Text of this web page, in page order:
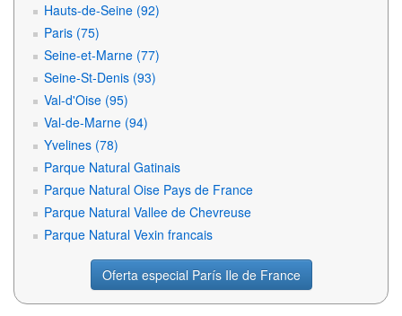
Hauts-de-Seine (92)
Paris (75)
Seine-et-Marne (77)
Seine-St-Denis (93)
Val-d'Oise (95)
Val-de-Marne (94)
Yvelines (78)
Parque Natural Gatinais
Parque Natural Oise Pays de France
Parque Natural Vallee de Chevreuse
Parque Natural Vexin francais
Oferta especial París Ile de France